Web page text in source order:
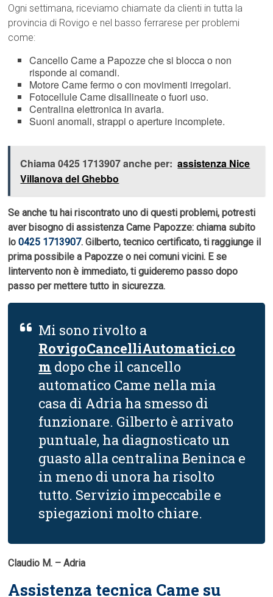
Ogni settimana, riceviamo chiamate da clienti in tutta la
provincia di Rovigo e nel basso ferrarese per problemi
come:
Cancello Came a Papozze che si blocca o non
risponde ai comandi.
Motore Came fermo o con movimenti irregolari.
Fotocellule Came disallineate o fuori uso.
Centralina elettronica in avaria.
Suoni anomali, strappi o aperture incomplete.
Chiama 0425 1713907 anche per: assistenza Nice
Villanova del Ghebbo
Se anche tu hai riscontrato uno di questi problemi, potresti
aver bisogno di assistenza Came Papozze: chiama subito
lo0425 1713907. Gilberto, tecnico certificato, ti raggiunge il
prima possibile a Papozze o nei comuni vicini. E se
lintervento non è immediato, ti guideremo passo dopo
passo per mettere tutto in sicurezza.
Mi sono rivolto a
RovigoCancelliAutomatici.co
m dopo che il cancello
automatico Came nella mia
casa di Adria ha smesso di
funzionare. Gilberto è arrivato
puntuale, ha diagnosticato un
guasto alla centralina Beninca e
in meno di unora ha risolto
tutto. Servizio impeccabile e
spiegazioni molto chiare.
Claudio M. – Adria
Assistenza tecnica Came su